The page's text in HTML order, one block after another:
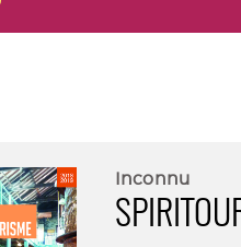
Inconnu